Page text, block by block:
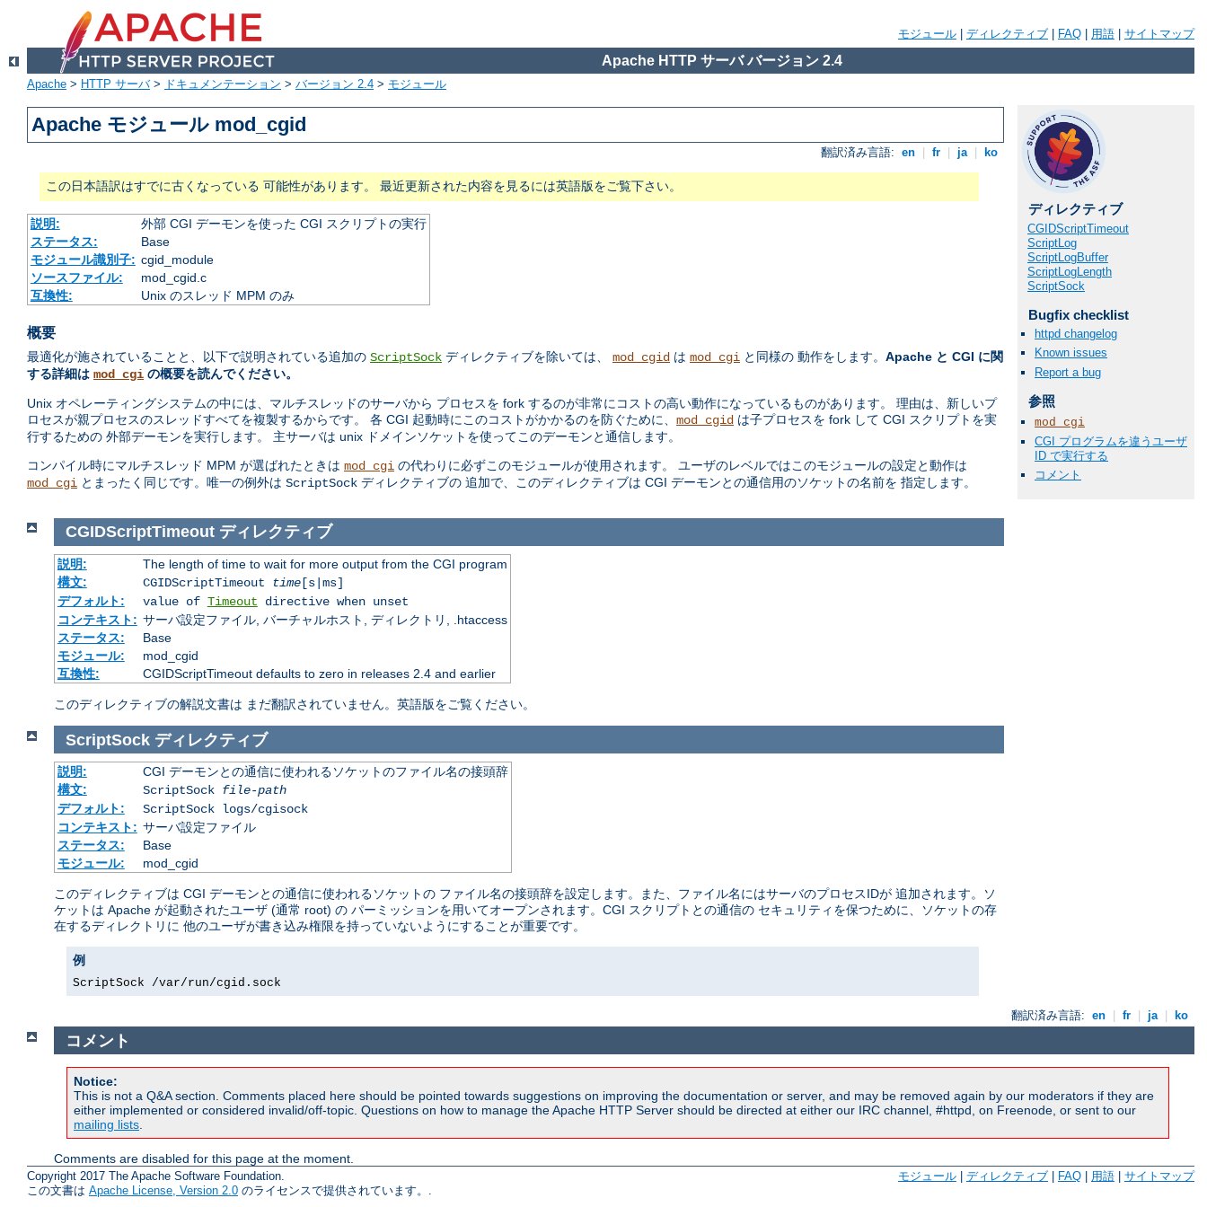
モジュール ディレクティブ FAQ 用語 サイトマップ
Apache HTTP サーバ バージョン 2.4
Apache > HTTP サーバ> ドキュメンテーション > バージョン 2.4 > モジュール
Apache モジュール mod_cgid
翻訳済み言語: en fr ja ko
この日本語訳はすでに古くなっている 可能性があります。 最近更新された内容を見るには英語版をご覧下さい。
説明:
外部 CGI デーモンを使った CGI スクリプトの実行
ステータス:
Base
モジュール識別子: cgid_module
ソースファイル:
mod_cgid.c
互換性:
Unix のスレッド MPM のみ
概要
最適化が施されていることと、以下で説明されている追加の ScriptSock ディレクティブを除いては、 mod_cgid は mod_cgi と同様の 動作をします。 Apache と CGI に関
する詳細は mod_cgi の概要を読んでください。
Unix オペレーティングシステムの中には、マルチスレッドのサーバから プロセスを fork するのが非常にコストの高い動作になっているものがあります。 理由は、新しいプ
ロセスが親プロセスのスレッドすべてを複製するからです。 各 CGI 起動時にこのコストがかかるのを防ぐために、 mod_cgid は子プロセスを fork して CGI スクリプトを実
行するための 外部デーモンを実行します。 主サーバは unix ドメインソケットを使ってこのデーモンと通信します。
コンパイル時にマルチスレッド MPM が選ばれたときは mod_cgi の代わりに必ずこのモジュールが使用されます。 ユーザのレベルではこのモジュールの設定と動作は
mod_cgi とまったく同じです。唯一の例外は ScriptSock ディレクティブの 追加で、このディレクティブは CGI デーモンとの通信用のソケットの名前を 指定します。
ディレクティブ
CGIDScriptTimeout
ScriptLog
ScriptLogBuffer
ScriptLogLength
ScriptSock
Bugfix checklist
httpd changelog
Known issues
Report a bug
参照
mod_cgi
CGI プログラムを違うユーザ
ID で実行する
コメント
CGIDScriptTimeout ディレクティブ
説明:
The length of time to wait for more output from the CGI program
構文:
CGIDScriptTimeout time[s|ms]
デフォルト:
value of Timeout directive when unset
コンテキスト: サーバ設定ファイル, バーチャルホスト, ディレクトリ, .htaccess
ステータス:
Base
モジュール:
mod_cgid
互換性:
CGIDScriptTimeout defaults to zero in releases 2.4 and earlier
このディレクティブの解説文書は まだ翻訳されていません。英語版をご覧ください。
ScriptSock ディレクティブ
説明:
CGI デーモンとの通信に使われるソケットのファイル名の接頭辞
構文:
ScriptSock file-path
デフォルト:
ScriptSock logs/cgisock
コンテキスト: サーバ設定ファイル
ステータス:
Base
モジュール:
mod_cgid
このディレクティブは CGI デーモンとの通信に使われるソケットの ファイル名の接頭辞を設定します。また、ファイル名にはサーバのプロセスIDが 追加されます。ソ
ケットは Apache が起動されたユーザ (通常 root) の パーミッションを用いてオープンされます。CGI スクリプトとの通信の セキュリティを保つために、ソケットの存
在するディレクトリに 他のユーザが書き込み権限を持っていないようにすることが重要です。
例
ScriptSock /var/run/cgid.sock
翻訳済み言語: en fr ja ko
コメント
Notice:
This is not a Q&A section. Comments placed here should be pointed towards suggestions on improving the documentation or server, and may be removed again by our moderators if they are
either implemented or considered invalid/off-topic. Questions on how to manage the Apache HTTP Server should be directed at either our IRC channel, #httpd, on Freenode, or sent to our
mailing lists.
Comments are disabled for this page at the moment.
Copyright 2017 The Apache Software Foundation.
この文書は Apache License, Version 2.0 のライセンスで提供されています。.
モジュール ディレクティブ FAQ 用語 サイトマップ